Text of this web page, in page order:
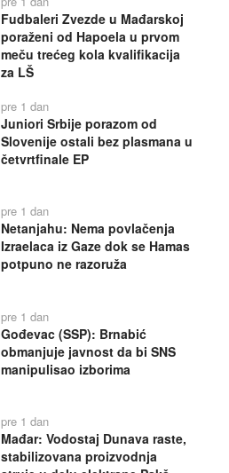
Fudbaleri Zvezde u Mađarskoj
poraženi od Hapoela u prvom
meču trećeg kola kvalifikacija
za LŠ
pre 1 dan
Juniori Srbije porazom od
Slovenije ostali bez plasmana u
četvrtfinale EP
pre 1 dan
Netanjahu: Nema povlačenja
Izraelaca iz Gaze dok se Hamas
potpuno ne razoruža
pre 1 dan
Gođevac (SSP): Brnabić
obmanjuje javnost da bi SNS
manipulisao izborima
pre 1 dan
Mađar: Vodostaj Dunava raste,
stabilizovana proizvodnja